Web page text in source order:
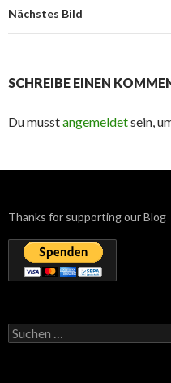
Nächstes Bild
SCHREIBE EINEN
Du musstangemeldetsein,
Thanks for supporting our Blog
Suchen
nach: